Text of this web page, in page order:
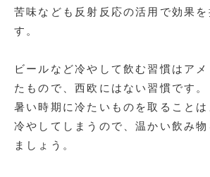
苦味なども反射反応の活用で効果
す。
ビールなど冷やして飲む習慣はア
たもので、西欧にはない習慣です。
暑い時期に冷たいものを取ること
冷やしてしまうので、温かい飲み物
ましょう。